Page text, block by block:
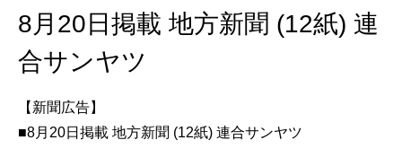
8月20日掲載 地方新聞 (12紙) 連
合サンヤツ
【新聞広告】
■8月20日掲載 地方新聞 (12紙) 連合サンヤツ